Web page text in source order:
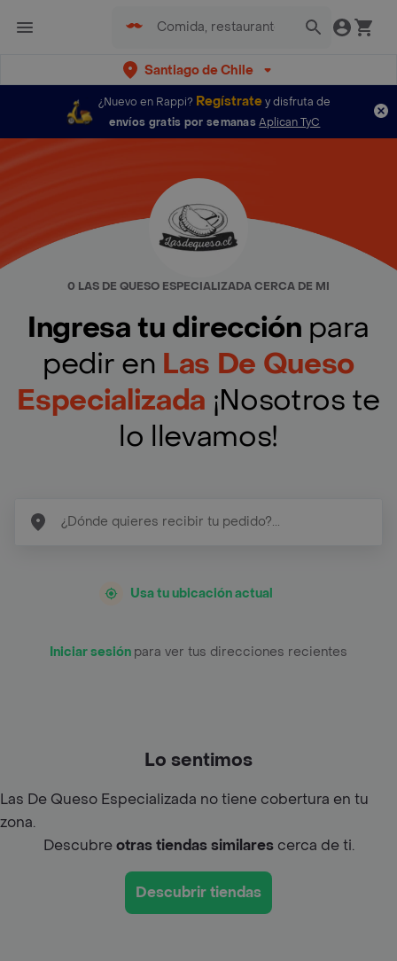
Santiago de Chile
¿Nuevo en Rappi? Regístratey disfruta de
envíos gratis por semanas Aplican TyC
0 LAS DE QUESO ESPECIALIZADA CERCA DE MI
Ingresa tu dirección para
pedir en Las De Queso
Especializada ¡Nosotros te
lo llevamos!
Usa tu ubicación actual
Iniciar sesión para ver tus direcciones recientes
Lo sentimos
Las De Queso Especializada no tiene cobertura en tu
zona.
Descubreotras tiendas similarescerca de ti.
Descubrir tiendas